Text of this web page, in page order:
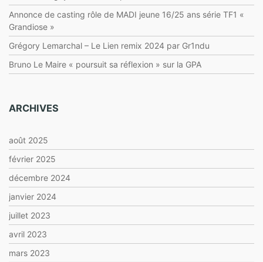
Annonce de casting rôle de MADI jeune 16/25 ans série TF1 «
Grandiose »
Grégory Lemarchal – Le Lien remix 2024 par Gr1ndu
Bruno Le Maire « poursuit sa réflexion » sur la GPA
ARCHIVES
août 2025
février 2025
décembre 2024
janvier 2024
juillet 2023
avril 2023
mars 2023